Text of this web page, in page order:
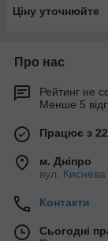
Ціну уточнюйте
Про нас
Рейтинг не
Менше 5
Працює з
м. Дніпро
вул.
Контакти
Сьогодні